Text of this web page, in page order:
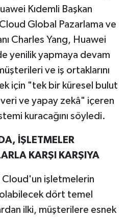
Kıdemli Başkan
Cloud Global Pazarlama ve
Charles Yang, Huawei
yenilik yapmaya devam
ve iş ortaklarını
için "tek bir küresel bulut
ve yapay zekâ" içeren
kuracağını söyledi.
İŞLETMELER
KARŞI KARŞIYA
Cloud'un işletmelerin
olabilecek dört temel
ilki, müşterilere esnek